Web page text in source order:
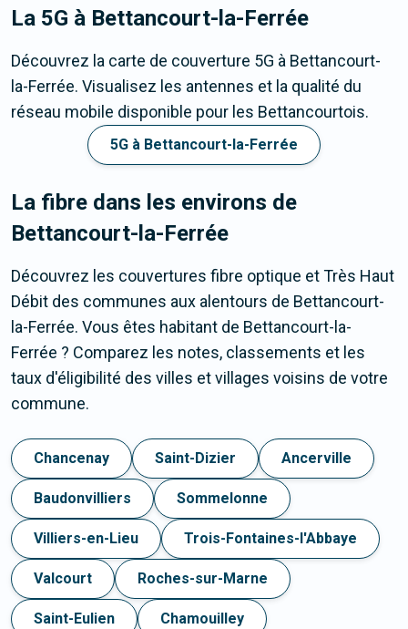
La 5G à Bettancourt-la-Ferrée
Découvrez la carte de couverture 5G à Bettancourt-
la-Ferrée. Visualisez les antennes et la qualité du
réseau mobile disponible pour les Bettancourtois.
5G à Bettancourt-la-Ferrée
La fibre dans les environs de
Bettancourt-la-Ferrée
Découvrez les couvertures fibre optique et Très Haut
Débit des communes aux alentours de Bettancourt-
la-Ferrée. Vous êtes habitant de Bettancourt-la-
Ferrée ? Comparez les notes, classements et les
taux d'éligibilité des villes et villages voisins de votre
commune.
Chancenay Saint-Dizier Ancerville
Baudonvilliers Sommelonne
Villiers-en-Lieu Trois-Fontaines-l'Abbaye
Valcourt Roches-sur-Marne
Saint-Eulien Chamouilley